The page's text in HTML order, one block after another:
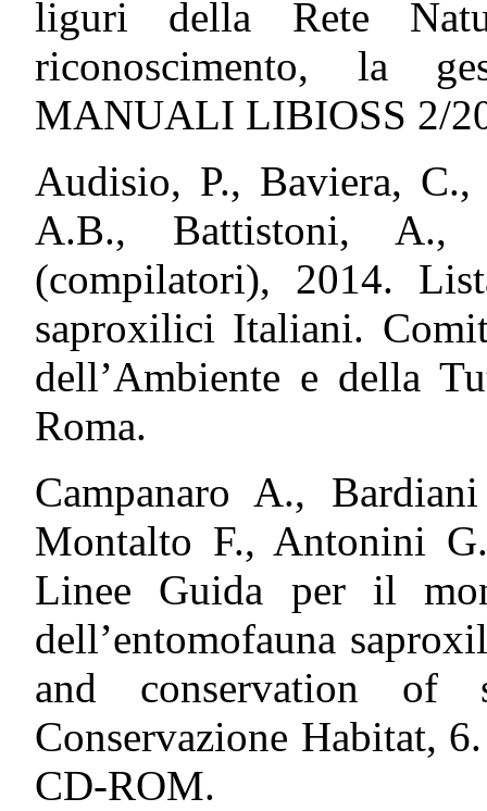
liguri della Rete
riconoscimento, la
MANUALI LIBIOSS 2/
Audisio, P., Baviera, C.,
A.B., Battistoni,
(compilatori), 2014.
saproxilici Italiani.
dell’Ambiente e della
Roma.
Campanaro A.,
Montalto F., Antonini
Linee Guida per il
dell’entomofauna
and conservation of
Conservazione Habitat,
CD-ROM.